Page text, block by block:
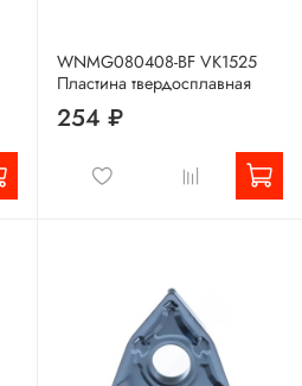
WNMG080408-BF VK1525
Пластина твердосплавная
254 ₽